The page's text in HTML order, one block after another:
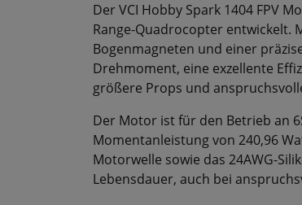
Der VCI Hobby Spark 1404 FPV
Range-Quadrocopter entwickelt.
Bogenmagneten und einer
Drehmoment, eine exzellente
größere Props und
Der Motor ist für den Betrieb an
Momentanleistung von 240,96
Motorwelle sowie das 24AWG-
Lebensdauer, auch bei